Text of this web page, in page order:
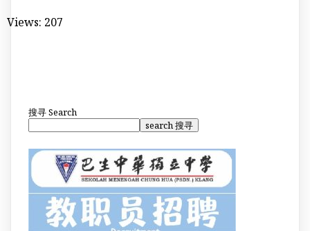
Views: 207
搜寻Search
search 搜寻